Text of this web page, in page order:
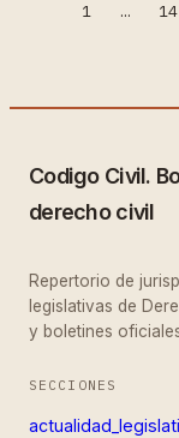
1
… 14
Codigo Civil.
derecho civil
Repertorio de
legislativas de
y boletines
SECCIONES